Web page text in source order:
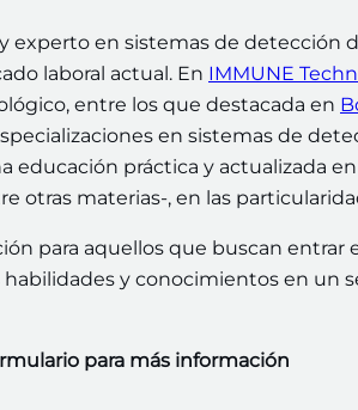
y experto en sistemas de detección
laboral actual. En IMMUNE
entre los que destacada en
en sistemas de
educación práctica y actualizada
otras materias-, en las
para aquellos que buscan entrar
y conocimientos en un
para más información